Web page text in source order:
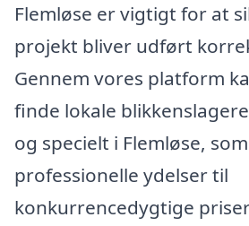
Flemløse er vigtigt for at
projekt bliver udført
Gennem vores platform
finde lokale
og specielt i Flemløse,
professionelle ydelser til
konkurrencedygtige